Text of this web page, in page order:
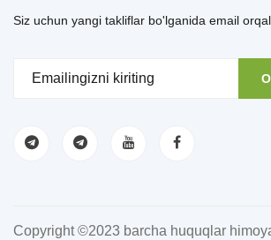
Siz uchun yangi takliflar bo'lganida email
Copyright ©2023 barcha huquqlar